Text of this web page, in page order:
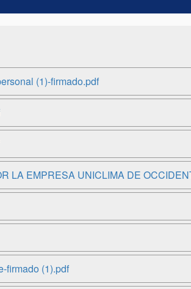
(1)-firmado.pdf
LA EMPRESA UNICLIMA DE
firmado (1).pdf